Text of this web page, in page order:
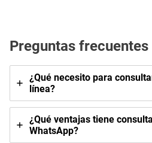
Preguntas frecuentes
¿Qué necesito para
línea?
¿Qué ventajas tiene
WhatsApp?